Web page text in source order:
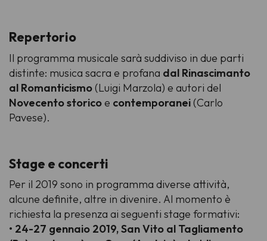
Repertorio
Il programma musicale sarà suddiviso in due parti
distinte: musica sacra e profana dal Rinascimanto
al Romanticismo(Luigi Marzola) e autori del
Novecento storicoe contemporanei(Carlo
Pavese).
Stage e concerti
Per il 2019 sono in programma diverse attività,
alcune definite, altre in divenire. Al momento è
richiesta la presenza ai seguenti stage formativi:
• 24-27 gennaio 2019, San Vito al Tagliamento